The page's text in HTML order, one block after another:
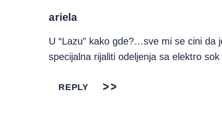
ariela
U “Lazu” kako gde?…sve mi se cini
specijalna rijaliti odeljenja sa elektro
REPLY